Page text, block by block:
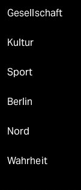
Gesellschaft
Kultur
Sport
Berlin
Nord
Wahrheit